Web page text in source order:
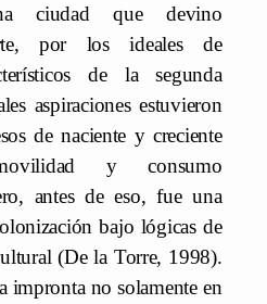
ciudad que devino
por los ideales de
de la segunda
aspiraciones estuvieron
de naciente y creciente
y consumo
antes de eso, fue una
bajo lógicas de
(De la Torre, 1998).
impronta no solamente en